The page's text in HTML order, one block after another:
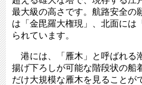
最大級の高さです。航路安全の
は「金毘羅大権現」、北面には
られています。
港には、「雁木」と呼ばれる
揚げ下ろしが可能な階段状の船
だけ大規模な雁木を見ることが